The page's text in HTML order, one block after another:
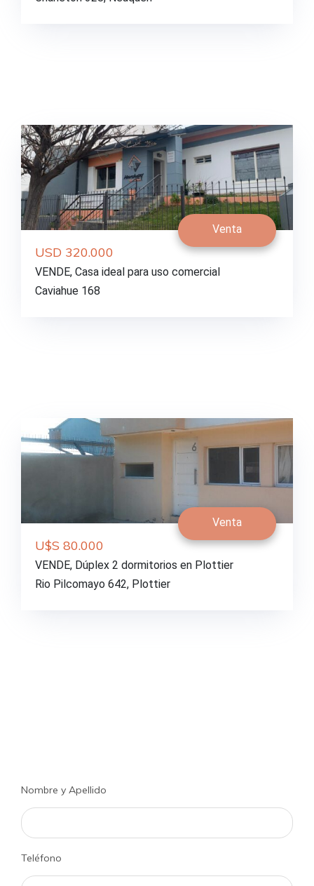
Venta
USD 320.000
VENDE, Casa ideal para uso comercial
Caviahue 168
Venta
U$S 80.000
VENDE, Dúplex 2 dormitorios en Plottier
Rio Pilcomayo 642, Plottier
Nombre y Apellido
Teléfono